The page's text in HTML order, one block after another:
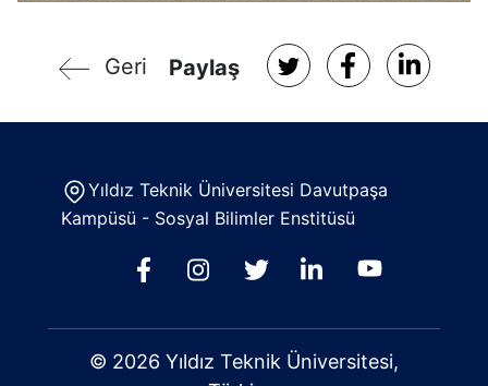
Geri Paylaş
Yıldız Teknik Üniversitesi Davutpaşa
Kampüsü - Sosyal Bilimler Enstitüsü
© 2026 Yıldız Teknik Üniversitesi,